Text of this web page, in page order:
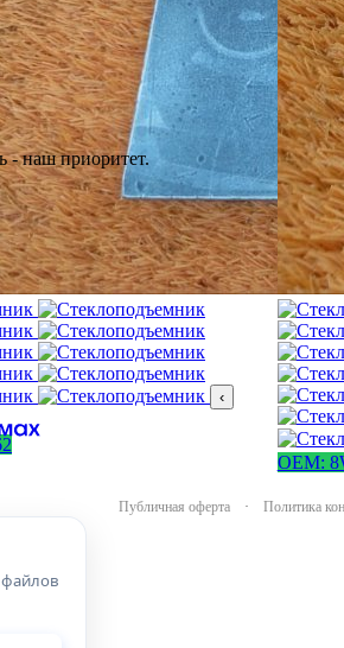
‹
OEM:
- наш приоритет.
Публичная оферта · Политика
файлов